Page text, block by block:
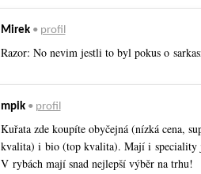
Mirek• profil
Razor: No nevim jestli to byl pokus o
mpik• profil
Kuřata zde koupíte obyčejná (nízká cena,
kvalita) i bio (top kvalita). Mají i speciality
V rybách mají snad nejlepší výběr na trhu!